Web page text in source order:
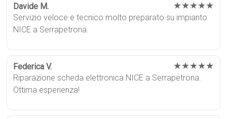
Davide M. ★★★★★
Servizio veloce e tecnico molto preparato su impianto
NICE a Serrapetrona.
Federica V. ★★★★★
Riparazione scheda elettronica NICE a Serrapetrona.
Ottima esperienza!